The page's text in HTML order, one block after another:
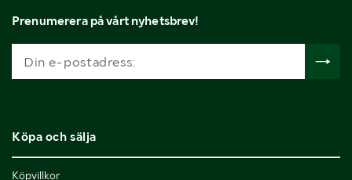
Vill du lägga bud?Skapa konto
bud redan idag.
Prenumerera på vårt nyhetsbrev!
Köpa och sälja
Köpvillkor